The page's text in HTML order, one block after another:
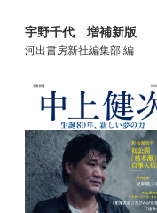
宇野千代 増補新版
河出書房新社編集部 編